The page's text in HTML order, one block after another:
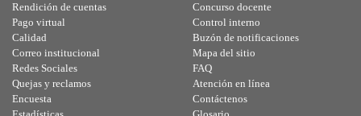
Rendición de cuentas
Pago virtual
Calidad
Concurso docente
Control interno
Buzón de notificaciones
Correo institucional
Redes Sociales
Quejas y reclamos
Encuesta
Mapa del sitio
FAQ
Atención en línea
Contáctenos